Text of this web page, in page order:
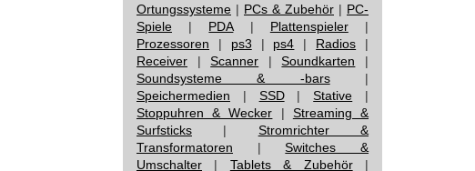
Ortungssysteme | PCs & Zubehör | PC-
Spiele | PDA| Plattenspieler|
Prozessoren | ps3 | ps4 | Radios |
Receiver |Scanner |Soundkarten |
Soundsysteme & -bars|
Speichermedien | SSD|Stative |
Stoppuhren & Wecker | Streaming &
Surfsticks | Stromrichter &
Transformatoren |Switches &
Umschalter | Tablets & Zubehör|